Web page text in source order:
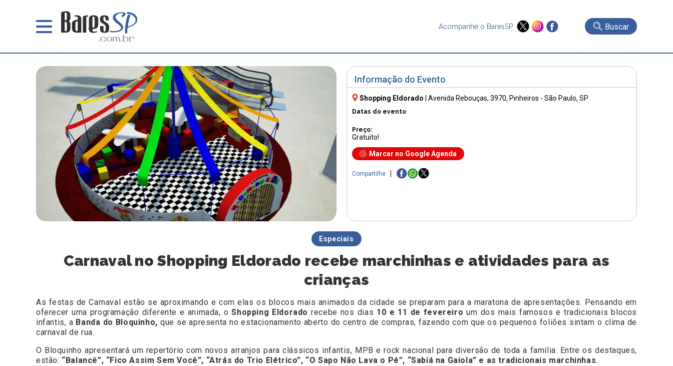
Acompanhe o BaresSP Buscar
Informação do Evento
Shopping Eldorado Avenida Rebouças, 3970, Pinheiros - São Paulo, SP
Datas do evento
Preço:
Gratuito!
Marcar no Google Agenda
Compartilhe
Especiais
Carnaval no Shopping Eldorado recebe marchinhas e atividades para as
crianças
As festas de Carnaval estão se aproximando e com elas os blocos mais animados da cidade se preparam para a maratona de apresentações. Pensando em
oferecer uma programação diferente e animada, oShopping Eldoradorecebe nos dias 10 e 11 de fevereiro um dos mais famosos e tradicionais blocos
infantis, a Banda do Bloquinho,que se apresenta no estacionamento aberto do centro de compras, fazendo com que os pequenos foliões sintam o clima de
carnaval de rua.
O Bloquinho apresentará um repertório com novos arranjos para clássicos infantis, MPB e rock nacional para diversão de toda a família. Entre os destaques,
estão: “Balancê”, “Fico Assim Sem Você”, “Atrás do Trio Elétrico”, “O Sapo Não Lava o Pé”, “Sabiá na Gaiola” e as tradicionais marchinhas.